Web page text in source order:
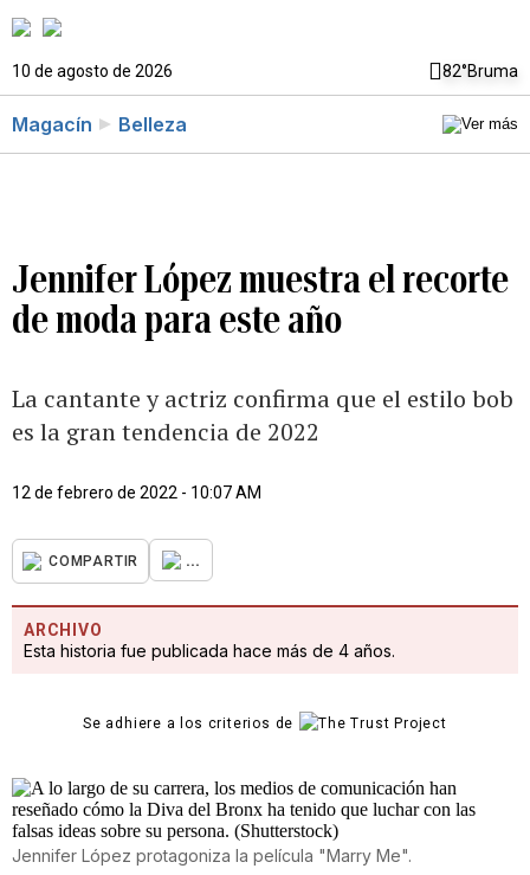
10 de agosto de 2026 82°Bruma
Magacín Belleza
Jennifer López muestra el recorte
de moda para este año
La cantante y actriz confirma que el estilo bob
es la gran tendencia de 2022
12 de febrero de 2022 - 10:07 AM
COMPARTIR ...
ARCHIVO
Esta historia fue publicada hace más de 4 años.
Se adhiere a los criterios de
Jennifer López protagoniza la película "Marry Me".